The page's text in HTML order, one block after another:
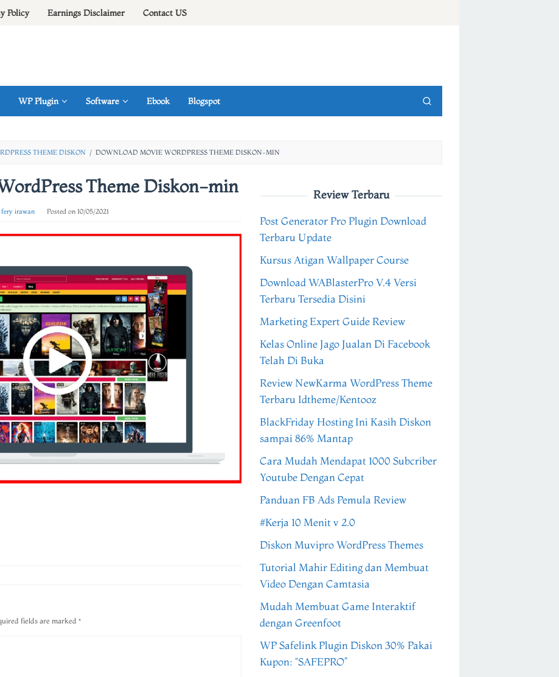
Policy Earnings Disclaimer Contact US
WP Plugin Software Ebook Blogspot
THEME DISKON / DOWNLOAD MOVIE WORDPRESS THEME DISKON-MIN
Theme Diskon-min
fery irawan Posted on 10/05/2021
fields are marked *
Review Terbaru
Post Generator Pro Plugin Download
Terbaru Update
Kursus Atigan Wallpaper Course
Download WABlasterPro V.4 Versi
Terbaru Tersedia Disini
Marketing Expert Guide Review
Kelas Online Jago Jualan Di Facebook
Telah Di Buka
Review NewKarma WordPress Theme
Terbaru Idtheme/Kentooz
BlackFriday Hosting Ini Kasih Diskon
sampai 86% Mantap
Cara Mudah Mendapat 1000 Subcriber
Youtube Dengan Cepat
Panduan FB Ads Pemula Review
#Kerja 10 Menit v 2.0
Diskon Muvipro WordPress Themes
Tutorial Mahir Editing dan Membuat
Video Dengan Camtasia
Mudah Membuat Game Interaktif
dengan Greenfoot
WP Safelink Plugin Diskon 30% Pakai
Kupon: “SAFEPRO”